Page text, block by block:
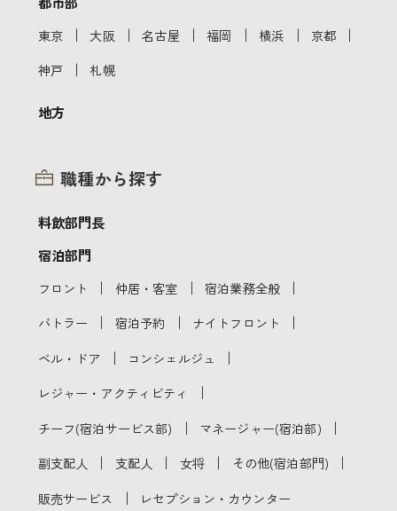
東京 ｜ 大阪 ｜ 名古屋 ｜ 福岡 ｜ 横浜 ｜ 京都 ｜
神戸 ｜ 札幌
地方
職種から探す
料飲部門長
宿泊部門
フロント ｜ 仲居・客室 ｜ 宿泊業務全般 ｜
バトラー ｜ 宿泊予約 ｜ ナイトフロント ｜
ベル・ドア ｜ コンシェルジュ ｜
レジャー・アクティビティ ｜
チーフ(宿泊サービス部) ｜ マネージャー(宿泊部) ｜
副支配人 ｜ 支配人 ｜ 女将 ｜ その他(宿泊部門) ｜
販売サービス ｜ レセプション・カウンター